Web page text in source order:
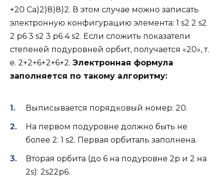
+20 Ca)2)8)8)2. В этом случае можно записать
электронную конфигурацию элемента: 1 s2 2 s2
2 p6 3 s2 3 p6 4 s2. Если сложить показатели
степеней подуровней орбит, получается «20», т.
е. 2+2+6+2+6+2. Электронная формула
заполняется по такому алгоритму:
Выписывается порядковый номер: 20.
На первом подуровне должно быть не
более 2: 1 s2. Первая орбиталь заполнена.
Вторая орбита (до 6 на подуровне 2р и 2 на
2s): 2s22p6.